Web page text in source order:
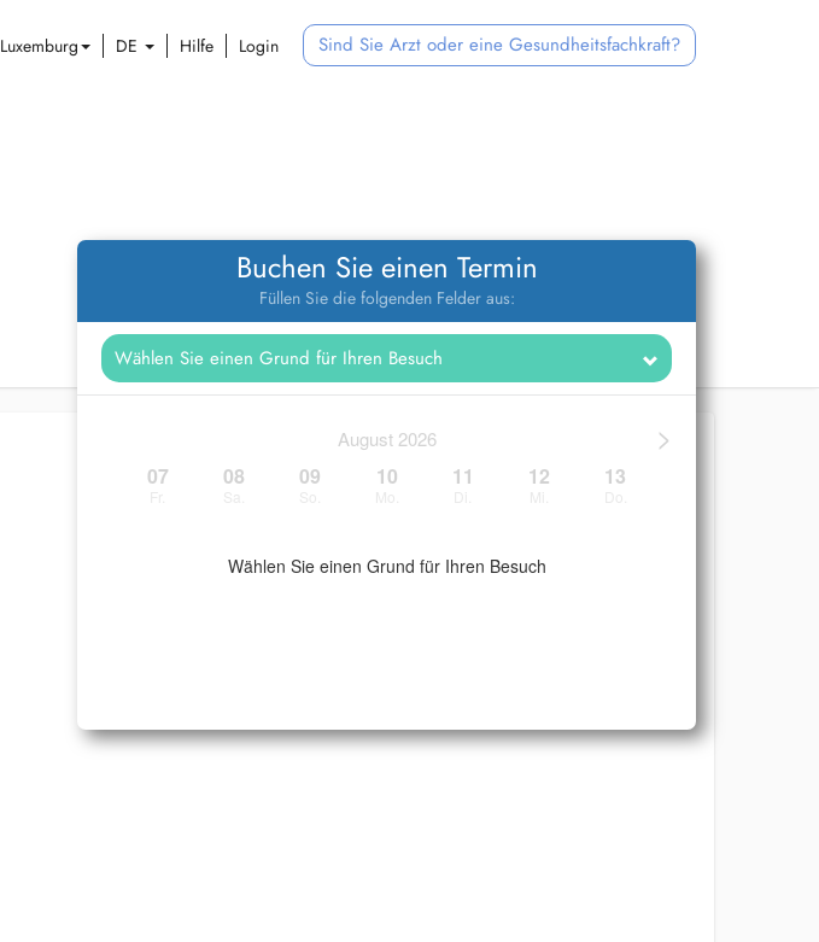
Luxemburg DE Hilfe Login Sind Sie Arzt oder eine Gesundheitsfachkraft?
Buchen Sie einen Termin
Füllen Sie die folgenden Felder aus:
>
August 2026
07 08 09 10 11 12 13
Wählen Sie einen Grund für Ihren Besuch